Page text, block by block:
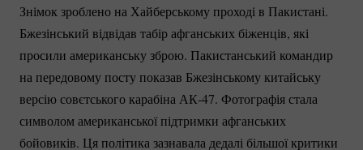
Знімок зроблено на Хайберському проході в Пакистані.
Бжезінський відвідав табір афганських біженців, які
просили американську зброю. Пакистанський командир
на передовому посту показав Бжезінському китайську
версію совєтського карабінаАК-47. Фотографія стала
символом американської підтримки афганських
бойовиків. Ця політика зазнавала дедалі більшої критики